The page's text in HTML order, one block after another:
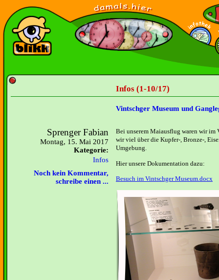
Infos (1-10/17)
Vintschger Museum und
Sprenger Fabian
Montag, 15. Mai 2017
Kategorie:
Infos
Noch kein Kommentar,
schreibe einen ...
Bei unserem Maiausflug waren wir im
wir viel über die Kupfer-, Bronze-,
Umgebung.
Hier unsere Dokumentation dazu:
Besuch im Vintschger Museum.docx